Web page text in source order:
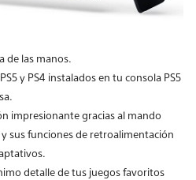
de las manos.
y PS4 instalados en tu consola PS5
impresionante gracias al mando
sus funciones de retroalimentación
detalle de tus juegos favoritos